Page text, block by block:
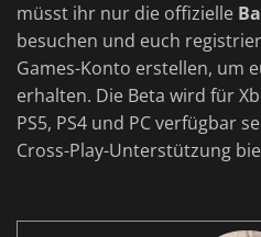
müsst ihr nur die offizielle
besuchen und euch
Games-Konto erstellen, um
erhalten. Die Beta wird für
PS5, PS4 und PC verfügbar
Cross-Play-Unterstützung